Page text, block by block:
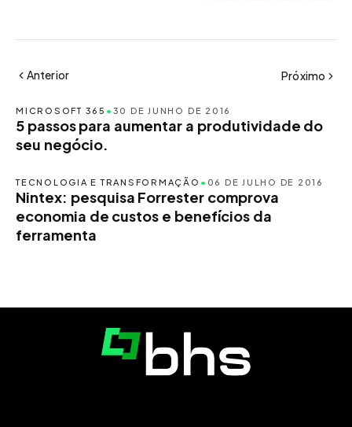
Anterior Próximo
MICROSOFT 365 • 30 DE JUNHO DE 2016
5 passos para aumentar a produtividade do
seu negócio.
TECNOLOGIA E TRANSFORMAÇÃO • 06 DE JULHO DE 2016
Nintex: pesquisa Forrester comprova
economia de custos e benefícios da
ferramenta